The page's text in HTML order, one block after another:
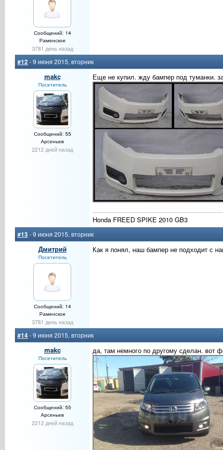
Сообщений: 14
Раменское
3781 день назад
#12- 9 июня 2015, вторник
makc
Посетитель
Сообщений: 55
Арсеньев
2212 дней назад
Еще не купил. жду бампер под туманки.
Honda FREED SPIKE 2010 GB3
#13- 9 июня 2015, вторник
Дмитрий
Посетитель
Сообщений: 14
Раменское
3781 день назад
Как я понял, наш бампер не подходит с
#14- 9 июня 2015, вторник
makc
Посетитель
Сообщений: 55
Арсеньев
2212 дней назад
да, там немного по другому сделан. вот